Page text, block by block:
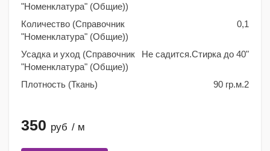
"Номенклатура" (Общие))
Количество (Справочник
"Номенклатура" (Общие))
0,1
Усадка и уход (Справочник
"Номенклатура" (Общие))
Не садится.Стирка до 40"
Плотность (Ткань) 90 гр.м.2
350 руб / м